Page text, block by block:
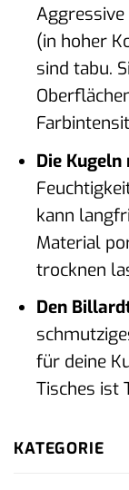
(in hoher
sind tabu.
Die
kann
Material
trocknen
Den
für deine
Tisches ist
KATEGORIE